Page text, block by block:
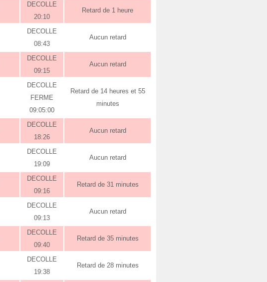
DECOLLE
20:10
Retard de 1 heure
DECOLLE
08:43
Aucun retard
DECOLLE
09:15
Aucun retard
DECOLLE
FERME
09:05:00
Retard de 14 heures et 55
minutes
DECOLLE
18:26
Aucun retard
DECOLLE
19:09
Aucun retard
DECOLLE
09:16
Retard de 31 minutes
DECOLLE
09:13
Aucun retard
DECOLLE
09:40
Retard de 35 minutes
DECOLLE
19:38
Retard de 28 minutes